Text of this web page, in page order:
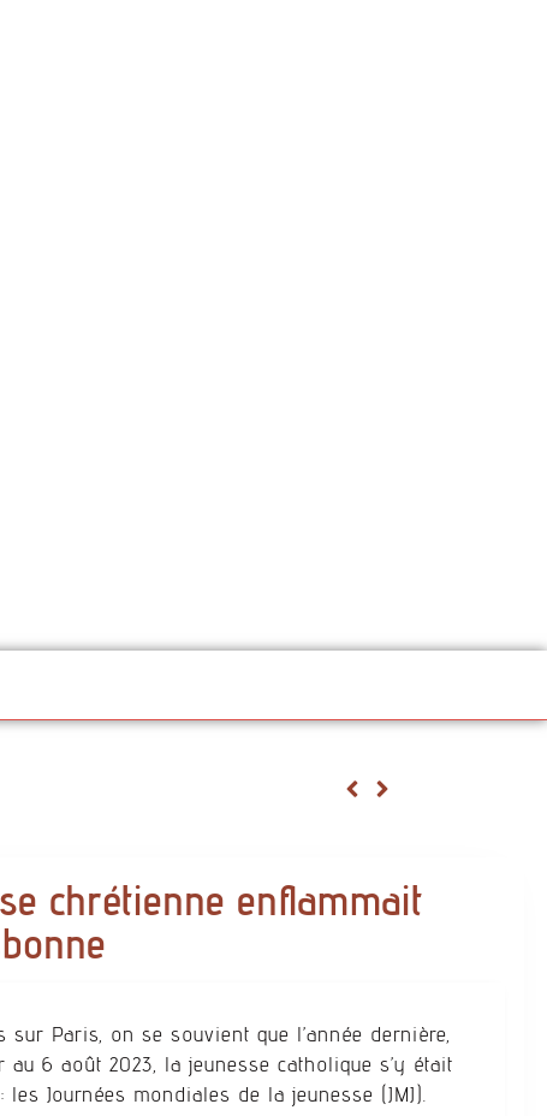
chrétienne enflammait
Paris, on se souvient que l’année dernière,
au 6 août 2023, la jeunesse catholique s’y était
Journées mondiales de la jeunesse (JMJ).